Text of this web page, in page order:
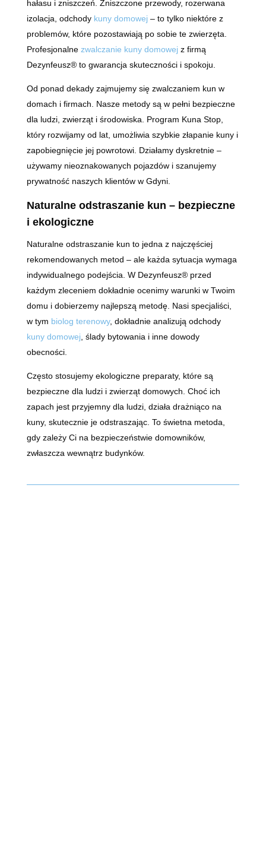
hałasu i zniszczeń. Zniszczone przewody, rozerwana
izolacja, odchody kuny domowej– to tylko niektóre z
problemów, które pozostawiają po sobie te zwierzęta.
Profesjonalne zwalczanie kuny domowejz firmą
Dezynfeusz® to gwarancja skuteczności i spokoju.
Od ponad dekady zajmujemy się zwalczaniem kun w
domach i firmach. Nasze metody są w pełni bezpieczne
dla ludzi, zwierząt i środowiska. Program Kuna Stop,
który rozwijamy od lat, umożliwia szybkie złapanie kuny i
zapobiegnięcie jej powrotowi. Działamy dyskretnie –
używamy nieoznakowanych pojazdów i szanujemy
prywatność naszych klientów w Gdyni.
Naturalne odstraszanie kun – bezpieczne
i ekologiczne
Naturalne odstraszanie kun to jedna z najczęściej
rekomendowanych metod – ale każda sytuacja wymaga
indywidualnego podejścia. W Dezynfeusz® przed
każdym zleceniem dokładnie ocenimy warunki w Twoim
domu i dobierzemy najlepszą metodę. Nasi specjaliści,
w tym biolog terenowy, dokładnie analizują odchody
kuny domowej, ślady bytowania i inne dowody
obecności.
Często stosujemy ekologiczne preparaty, które są
bezpieczne dla ludzi i zwierząt domowych. Choć ich
zapach jest przyjemny dla ludzi, działa drażniąco na
kuny, skutecznie je odstraszając. To świetna metoda,
gdy zależy Ci na bezpieczeństwie domowników,
zwłaszcza wewnątrz budynków.